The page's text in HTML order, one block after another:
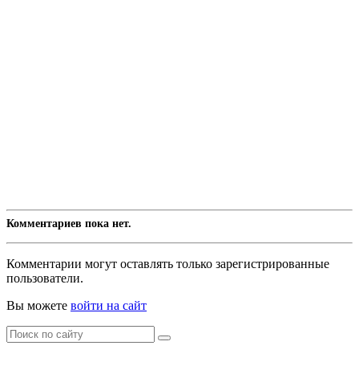
Комментариев пока нет.
Комментарии могут оставлять только зарегистрированные
пользователи.
Вы можете войти на сайт